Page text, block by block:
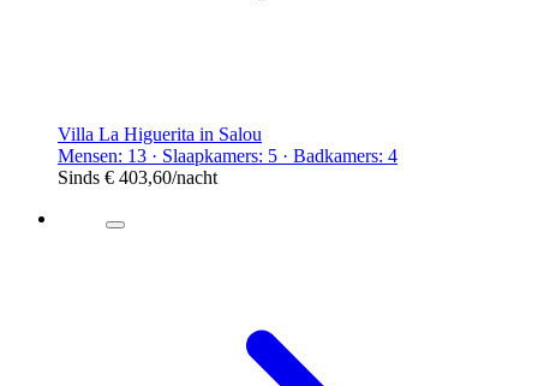
Villa La Higuerita in Salou
Mensen: 13 · Slaapkamers: 5 · Badkamers: 4
Sinds € 403,60/nacht